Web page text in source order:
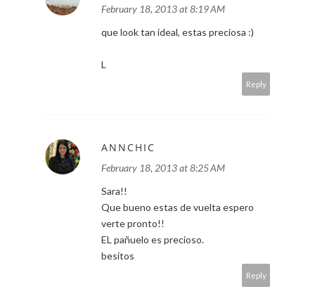
February 18, 2013 at 8:19 AM
que look tan ideal, estas preciosa :)
L
Reply
ANNCHIC
February 18, 2013 at 8:25 AM
Sara!!
Que bueno estas de vuelta espero
verte pronto!!
EL pañuelo es precioso.
besitos
Reply